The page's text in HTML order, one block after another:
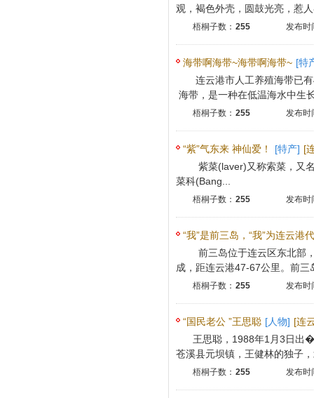
观，褐色外壳，圆鼓光亮，惹
梧桐子数： 255 发布时
海带啊海带~海带啊海带~ [特
连云港市人工养殖海带已
海带，是一种在低温海水中生
梧桐子数： 255 发布时
“紫”气东来 神仙爱！ [特产] [
紫菜(laver)又称索菜，又
菜科(Bang...
梧桐子数： 255 发布时
“我”是前三岛，“我”为连云港
前三岛位于连云区东北部
成，距连云港47-67公里。前三
梧桐子数： 255 发布时
“国民老公 ”王思聪 [人物] [连
王思聪，1988年1月3日
苍溪县元坝镇，王健林的独子
梧桐子数： 255 发布时